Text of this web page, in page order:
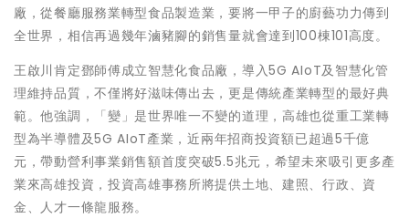
廠，從餐廳服務業轉型食品製造業，要將一甲子的廚藝功力傳到
全世界，相信再過幾年滷豬腳的銷售量就會達到100棟101高度。
王啟川肯定鄧師傅成立智慧化食品廠，導入5G AIoT及智慧化管
理維持品質，不僅將好滋味傳出去，更是傳統產業轉型的最好典
範。他強調，「變」是世界唯一不變的道理，高雄也從重工業轉
型為半導體及5G AIoT產業，近兩年招商投資額已超過5千億
元，帶動營利事業銷售額首度突破5.5兆元，希望未來吸引更多產
業來高雄投資，投資高雄事務所將提供土地、建照、行政、資
金、人才一條龍服務。